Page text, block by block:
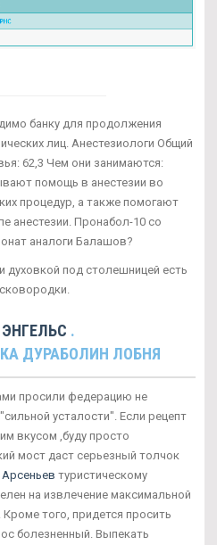
банку для продолжения
лиц. Анестезиологи Общий
62,3 Чем они занимаются:
помощь в анестезии во
процедур, а также помогают
анестезии. Пронабол-10 со
аналоги Балашов?
духовкой под столешницей есть
ЭНГЕЛЬС .
ДУРАБОЛИН ЛОБНЯ
просили федерацию не
усталости". Если рецепт
вкусом ,буду просто
мост даст серьезный толчок
туристическому
на извлечение максимальной
того, придется просить
болезненный. Выпекать